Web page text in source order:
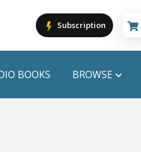
Subscription
Cart is empty
BOOKS BROWSE